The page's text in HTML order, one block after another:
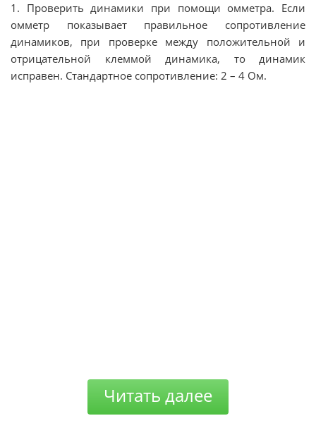
1. Проверить динамики при помощи омметра. Если
омметр показывает правильное сопротивление
динамиков, при проверке между положительной и
отрицательной клеммой динамика, то динамик
исправен. Стандартное сопротивление: 2 – 4 Ом.
Читать далее